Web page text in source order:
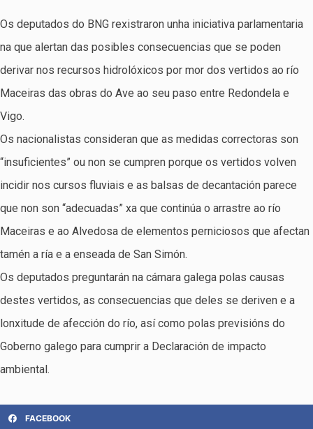
Os deputados do BNG rexistraron unha iniciativa parlamentaria
na que alertan das posibles consecuencias que se poden
derivar nos recursos hidrolóxicos por mor dos vertidos ao río
Maceiras das obras do Ave ao seu paso entre Redondela e
Vigo.
Os nacionalistas consideran que as medidas correctoras son
“insuficientes” ou non se cumpren porque os vertidos volven
incidir nos cursos fluviais e as balsas de decantación parece
que non son “adecuadas” xa que continúa o arrastre ao río
Maceiras e ao Alvedosa de elementos perniciosos que afectan
tamén a ría e a enseada de San Simón.
Os deputados preguntarán na cámara galega polas causas
destes vertidos, as consecuencias que deles se deriven e a
lonxitude de afección do río, así como polas previsións do
Goberno galego para cumprir a Declaración de impacto
ambiental.
FACEBOOK